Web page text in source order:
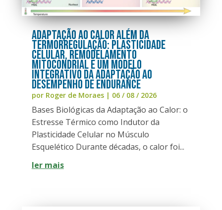
Adaptação ao Calor Além da
Termorregulação: Plasticidade
Celular, Remodelamento
Mitocondrial e um Modelo
Integrativo da Adaptação ao
Desempenho de Endurance
por Roger de Moraes| 06 / 08 / 2026
Bases Biológicas da Adaptação ao Calor: o
Estresse Térmico como Indutor da
Plasticidade Celular no Músculo
Esquelético Durante décadas, o calor foi...
ler mais